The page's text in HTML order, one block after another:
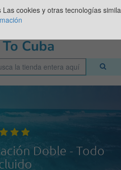
Doble - Todo
Las cookies y otras tecnologías